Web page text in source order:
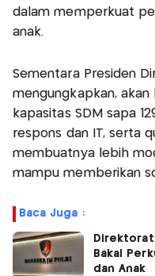
dalam memperkuat
anak.
Sementara Presiden
mengungkapkan,
kapasitas SDM sapa
respons dan IT, serta
membuatnya lebih
mampu memberikan
Baca Juga :
Direktorat
Bakal
dan Anak